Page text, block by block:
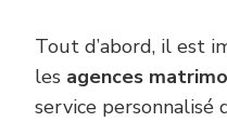
Tout d’abord, il est
les agences
service personnalisé